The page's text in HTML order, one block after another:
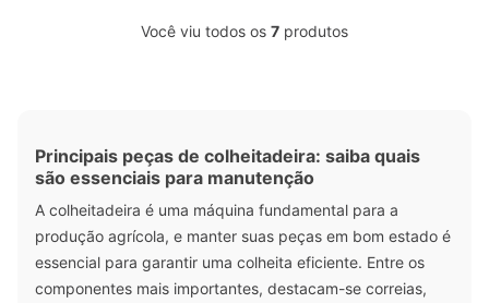
Você viu todos os 7 produtos
Principais peças de colheitadeira: saiba quais
são essenciais para manutenção
A colheitadeira é uma máquina fundamental para a
produção agrícola, e manter suas peças em bom estado é
essencial para garantir uma colheita eficiente. Entre os
componentes mais importantes, destacam-se correias,